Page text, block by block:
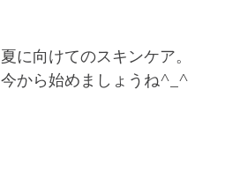
夏に向けてのスキンケア。
今から始めましょうね^_^